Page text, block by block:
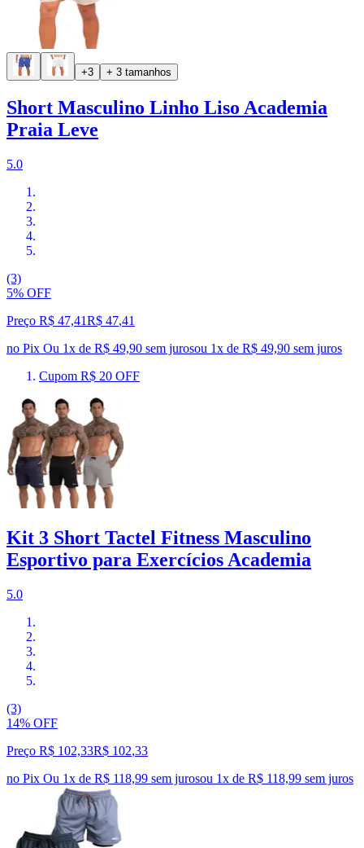
+3 + 3 tamanhos
Short Masculino Linho Liso Academia
Praia Leve
5.0
(3)
5% OFF
Preço R$ 47,41R$ 47,41
no Pix Ou 1x de R$ 49,90 sem jurosou 1x de R$ 49,90 sem juros
Cupom R$ 20 OFF
Kit 3 Short Tactel Fitness Masculino
Esportivo para Exercícios Academia
5.0
(3)
14% OFF
Preço R$ 102,33R$ 102,33
no Pix Ou 1x de R$ 118,99 sem jurosou 1x de R$ 118,99 sem juros